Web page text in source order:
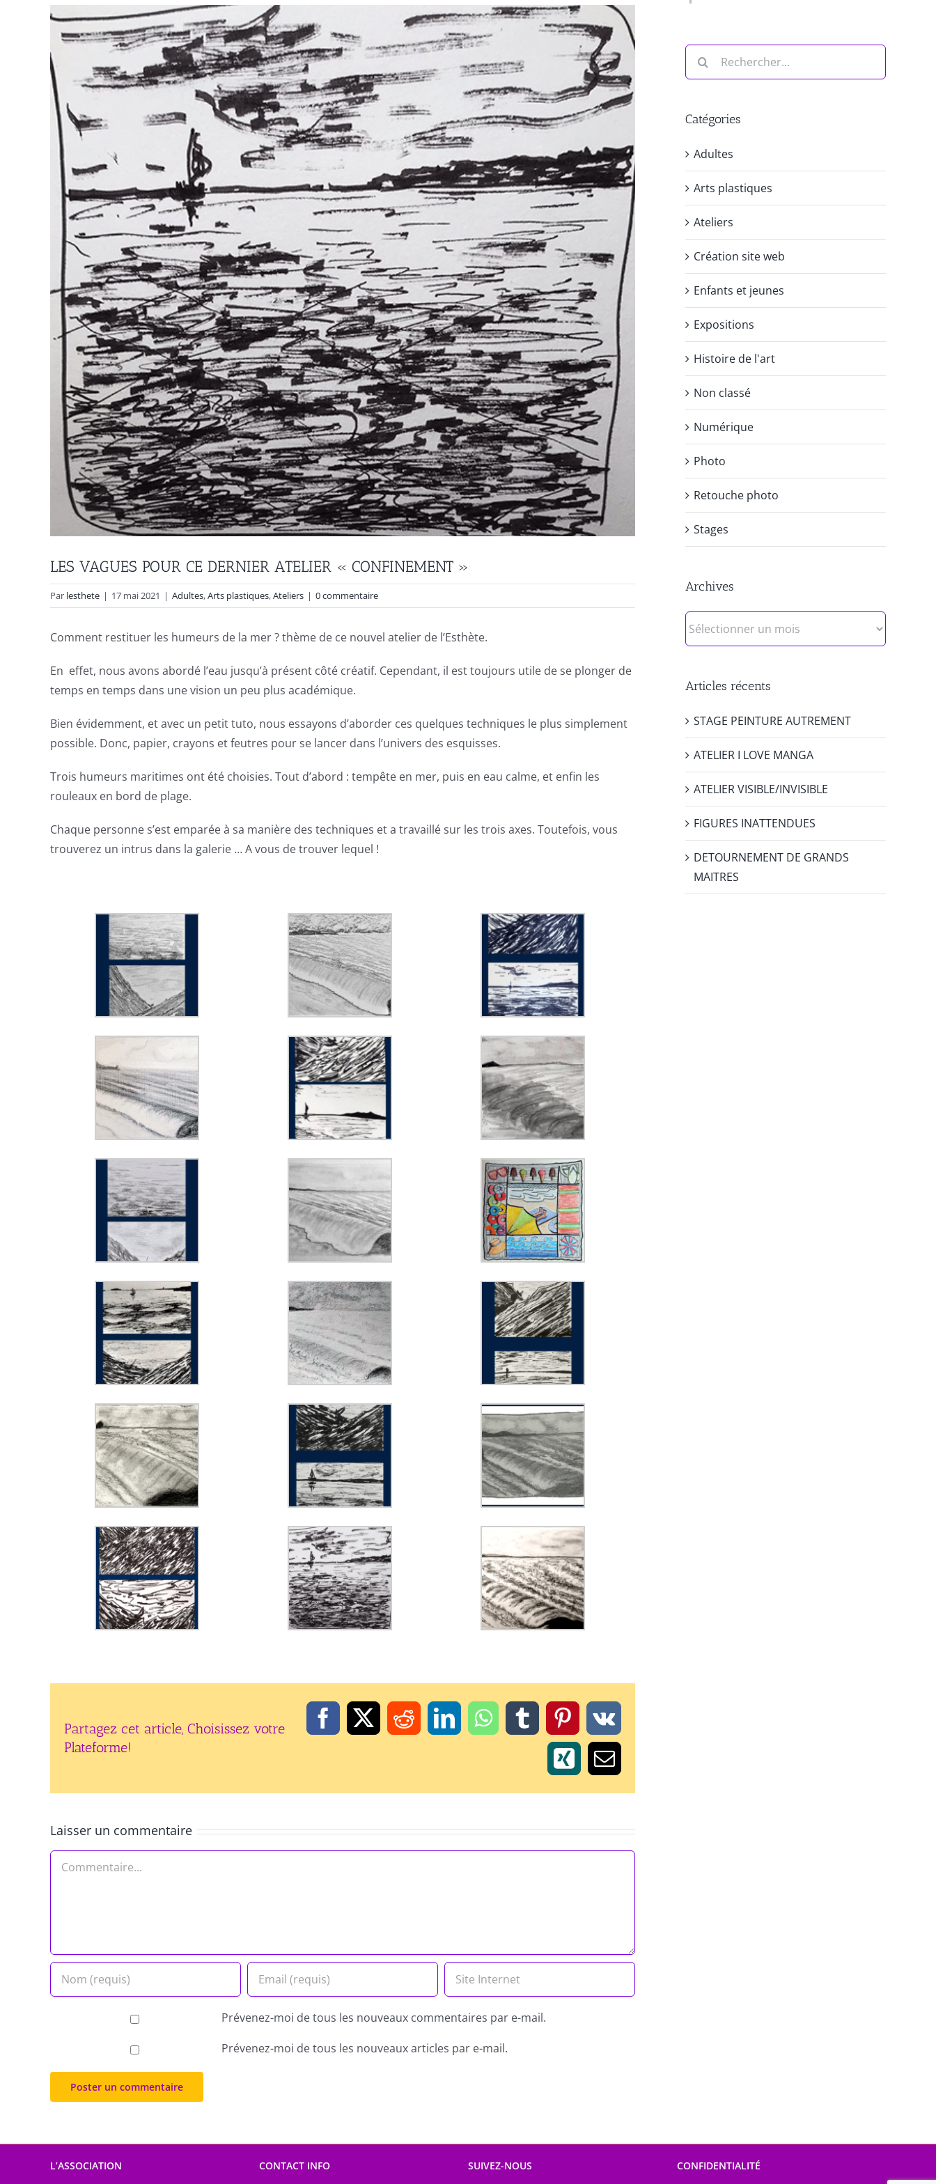
LES VAGUES POUR CE DERNIER ATELIER « CONFINEMENT »
Par lesthete | 17 mai 2021 | Adultes,Arts plastiques,Ateliers | 0 commentaire
Comment restituer les humeurs de la mer ? thème de ce nouvel atelier de l’Esthète.
En effet, nous avons abordé l’eau jusqu’à présent côté créatif. Cependant, il est toujours utile de se plonger de
temps en temps dans une vision un peu plus académique.
Bien évidemment, et avec un petit tuto, nous essayons d’aborder ces quelques techniques le plus simplement
possible. Donc, papier, crayons et feutres pour se lancer dans l’univers des esquisses.
Trois humeurs maritimes ont été choisies. Tout d’abord : tempête en mer, puis en eau calme, et enfin les
rouleaux en bord de plage.
Chaque personne s’est emparée à sa manière des techniques et a travaillé sur les trois axes. Toutefois, vous
trouverez un intrus dans la galerie … A vous de trouver lequel !
Partagez cet article, Choisissez votre
Plateforme!
Facebook
X RedditLinkedInWhatsApp
TumblrPinterest
Vk
XingEmail
Laisser un commentaire
Commentaire
Prévenez-moi de tous les nouveaux commentaires par e-mail.
Prévenez-moi de tous les nouveaux articles par e-mail.
Rechercher:
Catégories
Adultes
Arts plastiques
Ateliers
Création site web
Enfants et jeunes
Expositions
Histoire de l'art
Non classé
Numérique
Photo
Retouche photo
Stages
Archives
Archives
Articles récents
STAGE PEINTURE AUTREMENT
ATELIER I LOVE MANGA
ATELIER VISIBLE/INVISIBLE
FIGURES INATTENDUES
DETOURNEMENT DE GRANDS
MAITRES
L’ASSOCIATION CONTACT INFO SUIVEZ-NOUS CONFIDENTIALITÉ